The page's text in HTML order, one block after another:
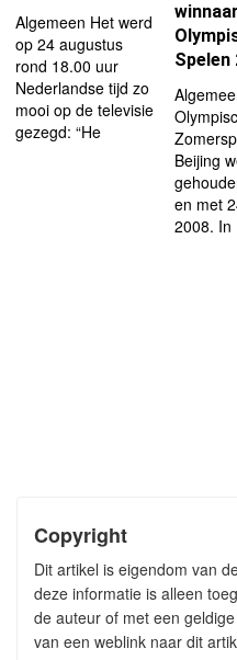
Algemeen Het werd
op 24 augustus
rond 18.00 uur
Nederlandse tijd zo
mooi op de televisie
gezegd: “He
Spelen
Beijing
en met
2008. In
Copyright
Dit artikel is eigendom van
deze informatie is alleen
de auteur of met een
van een weblink naar dit